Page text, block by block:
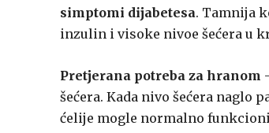
simptomi dijabetesa. Tamnija
inzulin i visoke nivoe šećera u
Pretjerana potreba za hranom
šećera. Kada nivo šećera
ćelije mogle normalno